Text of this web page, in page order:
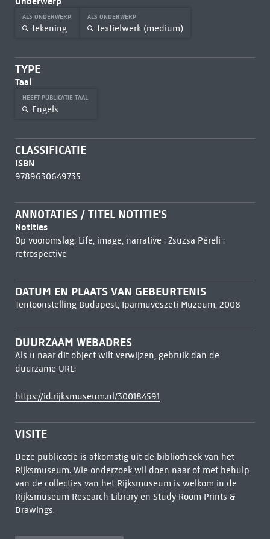
ALS ONDERWERP
tekening
ALS ONDERWERP
textielwerk (medium)
TYPE
Taal
HEEFT PUBLICATIE TAAL
Engels
CLASSIFICATIE
ISBN
9789630649735
ANNOTATIES / TITEL NOTITIE'S
Notities
Op vooromslag: Life, image, narrative : Zsuzsa Péreli :
retrospective
DATUM EN PLAATS VAN GEBEURTENIS
Tentoonstelling Budapest, Iparmuvészeti Muzeum, 2008
DUURZAAM WEBADRES
Als u naar dit object wilt verwijzen, gebruik dan de
duurzame URL:
https://id.rijksmuseum.nl/300184591
VISITE
Deze publicatie is afkomstig uit de bibliotheek van het
Rijksmuseum. Wie onderzoek wil doen naar of met behulp
van de collecties van het Rijksmuseum is welkom in de
Rijksmuseum Research Libraryen Study Room Prints &
Drawings.